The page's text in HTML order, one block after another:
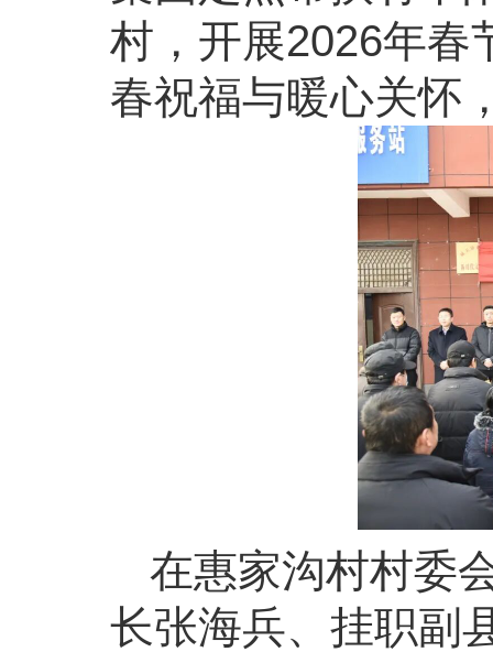
村，开展2026年春
春祝福与暖心关怀
在惠家沟村村委
长张海兵、挂职副